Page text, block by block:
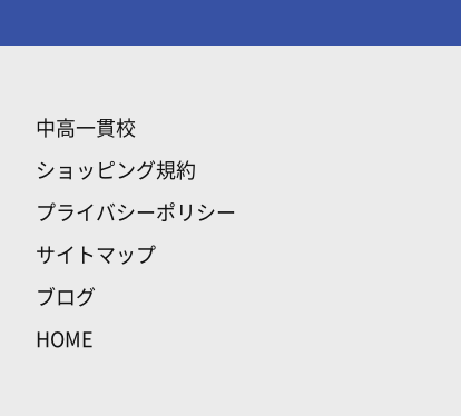
中高一貫校
ショッピング規約
プライバシーポリシー
サイトマップ
ブログ
HOME